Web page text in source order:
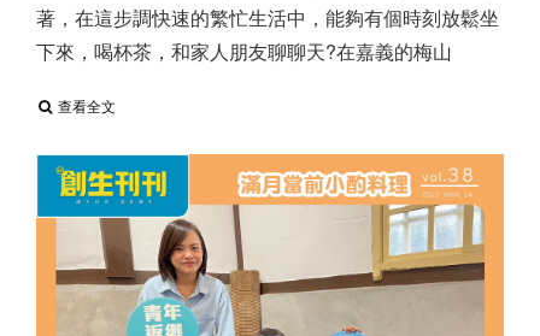
著，在這步調快速的繁忙生活中，能夠有個時刻放鬆坐
下來，喝杯茶，和家人朋友聊聊天? ​ 在嘉義的梅山
查看全文